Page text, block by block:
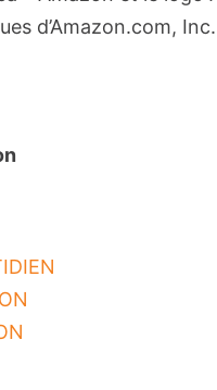
d’Amazon.com,